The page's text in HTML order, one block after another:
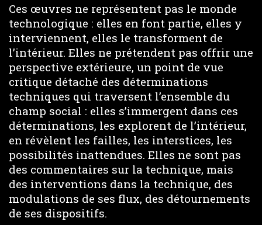
Ces œuvres ne représentent pas le monde
technologique : elles en font partie, elles y
interviennent, elles le transforment de
l’intérieur. Elles ne prétendent pas offrir une
perspective extérieure, un point de vue
critique détaché des déterminations
techniques qui traversent l’ensemble du
champ social : elles s’immergent dans ces
déterminations, les explorent de l’intérieur,
en révèlent les failles, les interstices, les
possibilités inattendues. Elles ne sont pas
des commentaires sur la technique, mais
des interventions dans la technique, des
modulations de ses flux, des détournements
de ses dispositifs.